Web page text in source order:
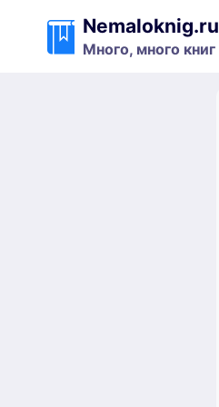
содержимому
Nemaloknig.ru
Много, много книг